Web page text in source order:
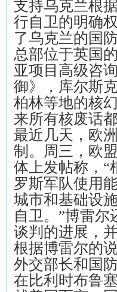
支持乌克兰根
行自卫的明确
了乌克兰的国
总部位于英国
亚项目高级咨
御》，库尔斯
柏林等地的核
来所有核废话
最近几天，欧
制。周三，欧
体上发帖称，“
罗斯军队使用
城市和基础设
自卫。”博雷尔
谈判的进展，
根据博雷尔的
外交部长和国
在比利时布鲁